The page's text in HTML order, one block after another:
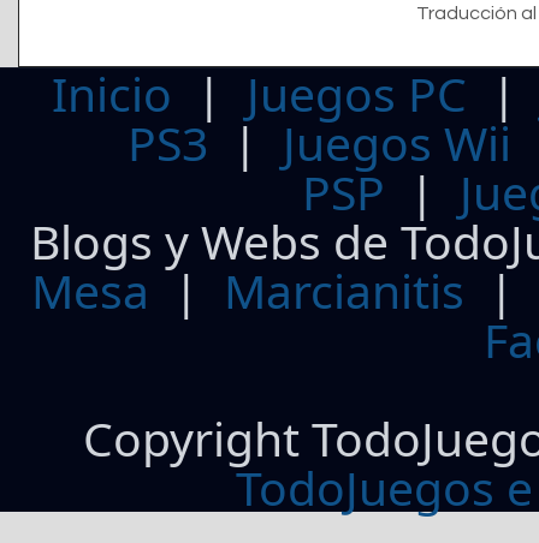
Traducción
Inicio | Juegos PC
PS3| Juegos Wii
PSP |
Blogs y Webs de
Mesa | Marcianitis |
Copyright
TodoJuegos